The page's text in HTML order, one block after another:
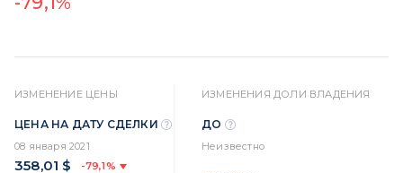
ИЗМЕНЕНИЕ ЦЕНЫ
ЦЕНА НА ДАТУ СДЕЛКИ
08 января 2021
358,01 $ -79,1%
ИЗМЕНЕНИЯ ДОЛИ ВЛАДЕНИЯ
ДО
Неизвестно